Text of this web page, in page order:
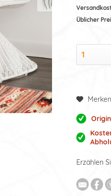
Üblicher
Merken
Erzählen